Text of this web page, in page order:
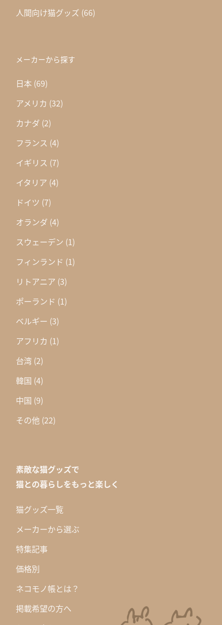
人間向け猫グッズ (66)
メーカーから探す
日本 (69)
アメリカ (32)
カナダ (2)
フランス (4)
イギリス (7)
イタリア (4)
ドイツ (7)
オランダ (4)
スウェーデン (1)
フィンランド (1)
リトアニア (3)
ポーランド (1)
ベルギー (3)
アフリカ (1)
台湾 (2)
韓国 (4)
中国 (9)
その他 (22)
素敵な猫グッズで
猫との暮らしをもっと楽しく
猫グッズ一覧
メーカーから選ぶ
特集記事
価格別
ネコモノ帳とは？
掲載希望の方へ